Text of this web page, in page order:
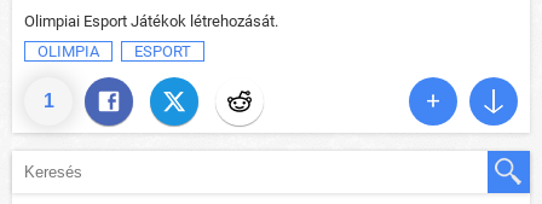
1
Olimpiai Esport Játékok létrehozását.
OLIMPIA
ESPORT